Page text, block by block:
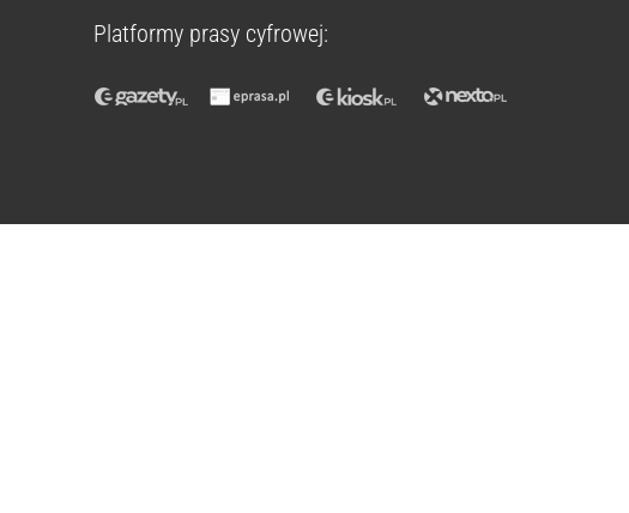
Platformy prasy cyfrowej: